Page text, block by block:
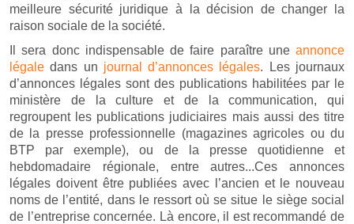
meilleure sécurité juridique à la décision de changer la
raison sociale de la société.
Il sera donc indispensable de faire paraître une annonce
légale dans un journal d’annonces légales. Les journaux
d’annonces légales sont des publications habilitées par le
ministère de la culture et de la communication, qui
regroupent les publications judiciaires mais aussi des titre
de la presse professionnelle (magazines agricoles ou du
BTP par exemple), ou de la presse quotidienne et
hebdomadaire régionale, entre autres...Ces annonces
légales doivent être publiées avec l’ancien et le nouveau
noms de l’entité, dans le ressort où se situe le siège social
de l’entreprise concernée. Là encore, il est recommandé de